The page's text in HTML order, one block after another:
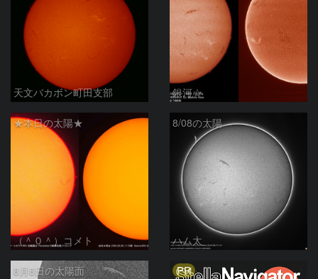
天文バカボン町田支部 銀河☆
★本日の太陽★
（＾０＾）コメト
8/08の太陽
ハム太
8月8日の太陽面 PR